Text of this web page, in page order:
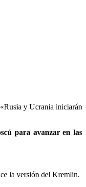
y Ucrania iniciarán
para avanzar en las
la versión del Kremlin.